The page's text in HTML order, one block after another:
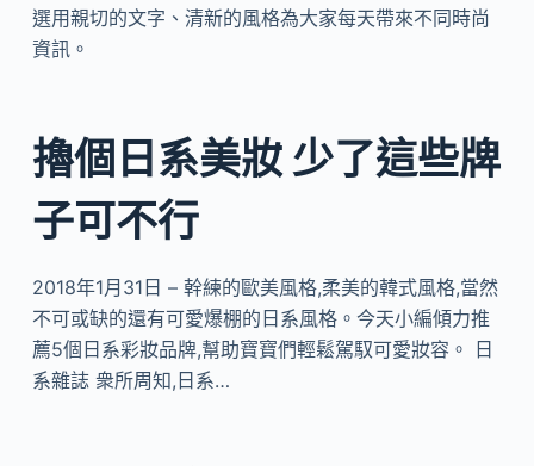
選用親切的文字、清新的風格為大家每天帶來不同時尚
資訊。
擼個日系美妝 少了這些牌
子可不行
2018年1月31日 – 幹練的歐美風格,柔美的韓式風格,當然
不可或缺的還有可愛爆棚的日系風格。今天小編傾力推
薦5個日系彩妝品牌,幫助寶寶們輕鬆駕馭可愛妝容。 日
系雜誌 衆所周知,日系…